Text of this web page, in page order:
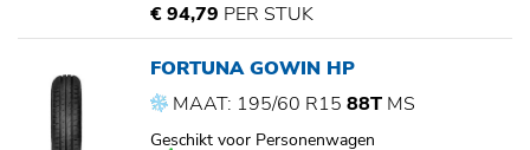
€ 94,79 PER STUK
FORTUNA GOWIN HP
MAAT: 195/60 R15 88T MS
Geschikt voor Personenwagen